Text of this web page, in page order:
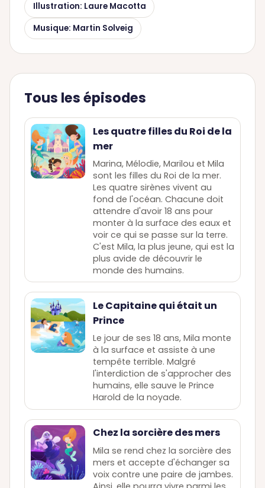
Illustration: Laure Macotta
Musique: Martin Solveig
Tous les épisodes
Les quatre filles du Roi de la
mer
Marina, Mélodie, Marilou et Mila
sont les filles du Roi de la mer.
Les quatre sirènes vivent au
fond de l'océan. Chacune doit
attendre d'avoir 18 ans pour
monter à la surface des eaux et
voir ce qui se passe sur la terre.
C'est Mila, la plus jeune, qui est la
plus avide de découvrir le
monde des humains.
Le Capitaine qui était un
Prince
Le jour de ses 18 ans, Mila monte
à la surface et assiste à une
tempête terrible. Malgré
l'interdiction de s'approcher des
humains, elle sauve le Prince
Harold de la noyade.
Chez la sorcière des mers
Mila se rend chez la sorcière des
mers et accepte d'échanger sa
voix contre une paire de jambes.